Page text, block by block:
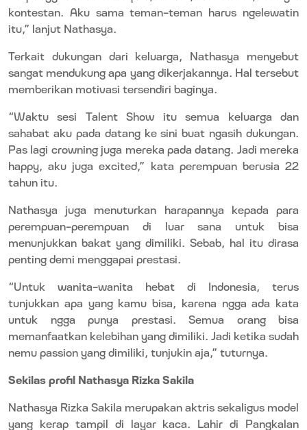
kontestan. Aku sama teman-teman harus ngelewatin
itu,” lanjut Nathasya.
Terkait dukungan dari keluarga, Nathasya
menyebut
sangat mendukung apa yang dikerjakannya. Hal tersebut
memberikan motivasi tersendiri baginya.
“Waktu sesi Talent Show itu semua keluarga dan
sahabat aku pada datang ke sini buat ngasih dukungan.
Pas lagi crowningjuga mereka pada datang. Jadi mereka
happy , aku jugaexcited,” kata perempuan berusia 22
tahun itu.
Nathasya juga menuturkan harapannya kepada para
perempuan-perempuan di luar sana untuk bisa
menunjukkan bakat yang dimiliki. Sebab, hal itu dirasa
penting demi menggapai prestasi.
“Untuk wanita-wanita hebat di Indonesia, terus
tunjukkan apa yang kamu bisa, karena ngga ada kata
untuk ngga punya prestasi. Semua orang bisa
memanfaatkan kelebihan yang dimiliki. Jadi ketika sudah
nemupassionyang dimiliki, tunjukin aja,” tuturnya.
Sekilas profil Nathasya Rizka Sakila
Nathasya Rizka Sakila merupakan aktris sekaligus model
yang kerap tampil di layar kaca. Lahir di Pangkalan